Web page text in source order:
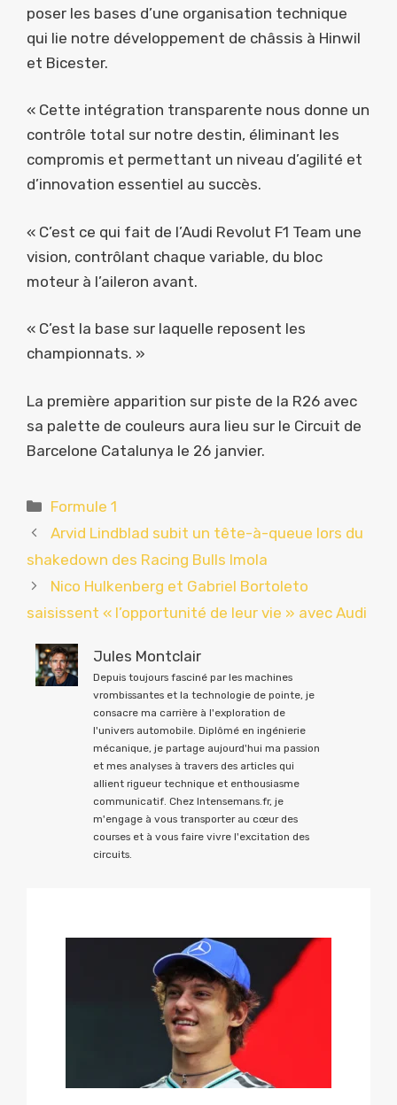
poser les bases d’une organisation technique
qui lie notre développement de châssis à Hinwil
et Bicester.
« Cette intégration transparente nous donne un
contrôle total sur notre destin, éliminant les
compromis et permettant un niveau d’agilité et
d’innovation essentiel au succès.
« C’est ce qui fait de l’Audi Revolut F1 Team une
vision, contrôlant chaque variable, du bloc
moteur à l’aileron avant.
« C’est la base sur laquelle reposent les
championnats. »
La première apparition sur piste de la R26 avec
sa palette de couleurs aura lieu sur le Circuit de
Barcelone Catalunya le 26 janvier.
Catégories
Formule 1
Arvid Lindblad subit un tête-à-queue lors du
shakedown des Racing Bulls Imola
Nico Hulkenberg et Gabriel Bortoleto
saisissent « l’opportunité de leur vie » avec Audi
Jules Montclair
Depuis toujours fasciné par les machines
vrombissantes et la technologie de pointe, je
consacre ma carrière à l'exploration de
l'univers automobile. Diplômé en ingénierie
mécanique, je partage aujourd'hui ma passion
et mes analyses à travers des articles qui
allient rigueur technique et enthousiasme
communicatif. Chez Intensemans.fr, je
m'engage à vous transporter au cœur des
courses et à vous faire vivre l'excitation des
circuits.